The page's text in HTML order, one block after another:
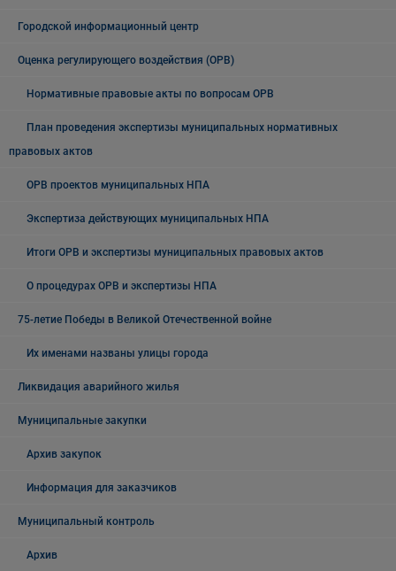
Городской информационный центр
Оценка регулирующего воздействия (ОРВ)
Нормативные правовые акты по вопросам ОРВ
План проведения экспертизы муниципальных нормативных
правовых актов
ОРВ проектов муниципальных НПА
Экспертиза действующих муниципальных НПА
Итоги ОРВ и экспертизы муниципальных правовых актов
О процедурах ОРВ и экспертизы НПА
75-летие Победы в Великой Отечественной войне
Их именами названы улицы города
Ликвидация аварийного жилья
Муниципальные закупки
Архив закупок
Информация для заказчиков
Муниципальный контроль
Архив